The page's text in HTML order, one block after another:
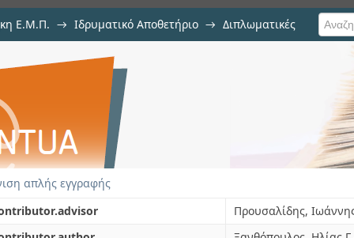
Ε.Μ.Π. → Ιδρυματικό Αποθετήριο → Διπλωματικές
προβλήματος επιμερισμού
παραλληλισμένων
απλής εγγραφής
Προυσαλίδης,